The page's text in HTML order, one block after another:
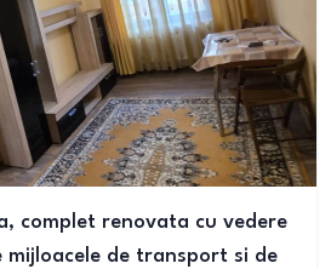
complet renovata cu vedere
mijloacele de transport si de